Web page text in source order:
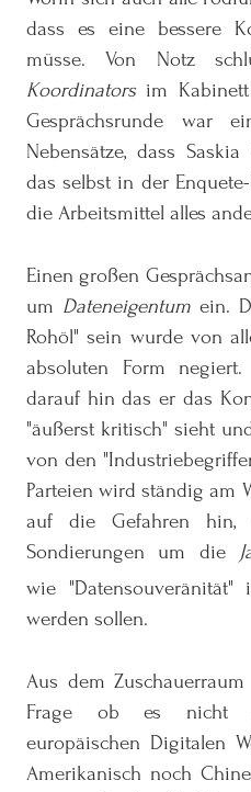
dass es eine bessere
müsse. Von Notz
Koordinatorsim Kabinett
Gesprächsrunde war
Nebensätze, dass
das selbst in der
die Arbeitsmittel alles
Einen großen
um Dateneigentum ein.
Rohöl" sein wurde von
absoluten Form
darauf hin das er das
"äußerst kritisch" sieht
von den
Parteien wird ständig am
auf die Gefahren hin,
Sondierungen um die
wie "Datensouveränität"
werden sollen.
Aus dem
Frage ob es nicht
europäischen Digitalen
Amerikanisch noch